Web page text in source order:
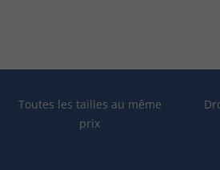
Toutes les tailles au même
prix